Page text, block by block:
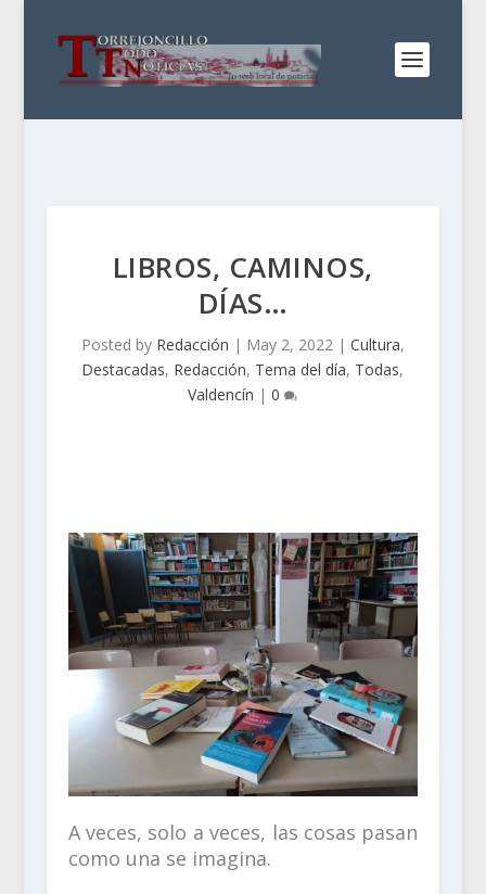
LIBROS, CAMINOS,
DÍAS…
Posted by Redacción | May 2, 2022| Cultura,
Destacadas, Redacción, Tema del día, Todas,
Valdencín |0
A veces, solo a veces, las cosas pasan
como una se imagina.